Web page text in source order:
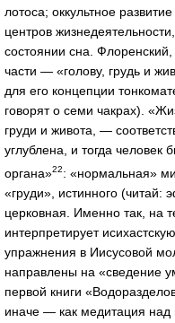
лотоса; оккультное
центров
состоянии сна.
части — «голову, грудь и
для его концепции
говорят о семи чакрах).
груди и живота, —
углублена, и тогда человек
органа»22: «нормальная»
«груди», истинного (читай:
церковная. Именно так, на
интерпретирует
упражнения в Иисусовой
направлены на «сведение
первой книги
иначе — как медитация